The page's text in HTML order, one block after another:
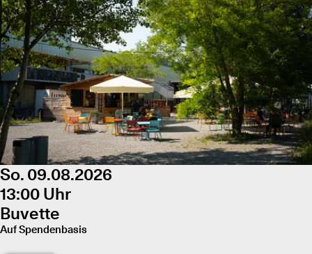
So. 09.08.2026
13:00 Uhr
Buvette
Auf Spendenbasis